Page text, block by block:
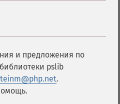
и предложения по
pslib
.